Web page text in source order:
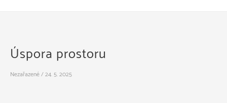
Úspora prostoru
Nezařazené/24. 5. 2025